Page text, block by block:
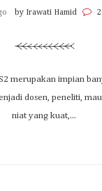
by Irawati Hamid
merupakan impian
dosen, peneliti,
niat yang kuat,...